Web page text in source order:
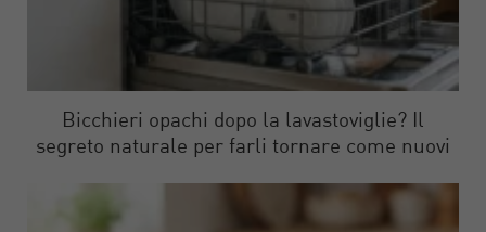
Bicchieri opachi dopo la lavastoviglie? Il
segreto naturale per farli tornare come nuovi